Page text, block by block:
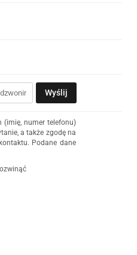
Wyślij
(imię, numer telefonu)
a także zgodę na
Podane dane